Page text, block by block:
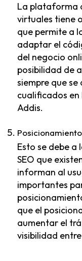
La plataforma
virtuales tiene
que permite a
adaptar el
del negocio
posibilidad de
siempre que
cualificados en
Addis.
Posicionamiento
Esto se debe a
SEO que
informan al
importantes
que el
aumentar el
visibilidad